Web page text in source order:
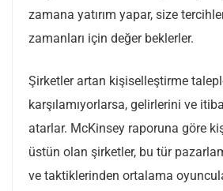
zamana yatırım yapar, size
zamanları için değer beklerler.
Şirketler artan kişiselleştirme
karşılamıyorlarsa, gelirlerini ve
atarlar. McKinsey raporuna göre
üstün olan şirketler, bu tür
ve taktiklerinden ortalama